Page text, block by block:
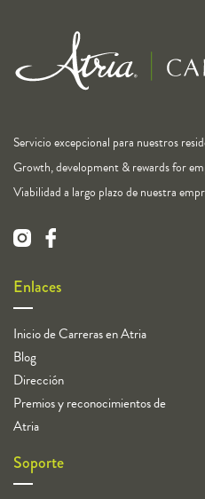
Servicio excepcional para nuestros
Growth, development & rewards for
Viabilidad a largo plazo de nuestra
Enlaces
Inicio de Carreras en Atria
Blog
Dirección
Premios y reconocimientos de
Atria
Soporte